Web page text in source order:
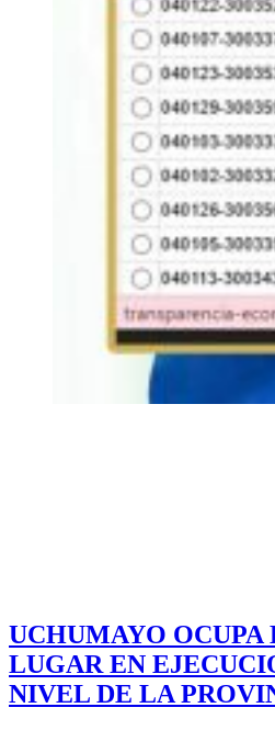
UCHUMAYO OCUPA
LUGAR EN
NIVEL DE LA